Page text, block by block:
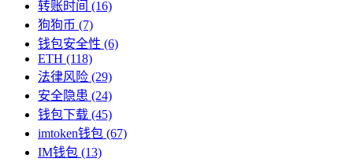
转账时间 (16)
狗狗币 (7)
钱包安全性 (6)
ETH (118)
法律风险 (29)
安全隐患 (24)
钱包下载 (45)
imtoken钱包 (67)
IM钱包 (13)